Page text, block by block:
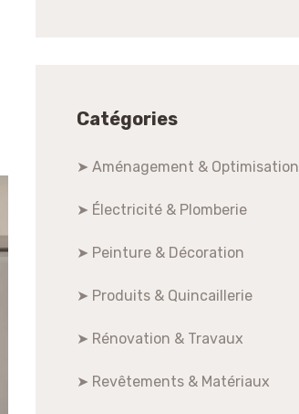
Catégories
➤ Aménagement & Optimisation
➤ Électricité & Plomberie
➤ Peinture & Décoration
➤ Produits & Quincaillerie
➤ Rénovation & Travaux
➤ Revêtements & Matériaux